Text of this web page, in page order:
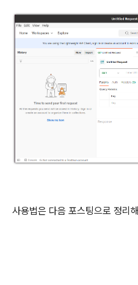
사용법은 다음 포스팅으로 정리